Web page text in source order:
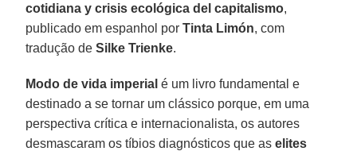
cotidiana y crisis ecológica del capitalismo,
publicado em espanhol porTinta Limón, com
tradução deSilke Trienke.
Modo de vida imperial é um livro fundamental e
destinado a se tornar um clássico porque, em uma
perspectiva crítica e internacionalista, os autores
desmascaram os tíbios diagnósticos que aselites